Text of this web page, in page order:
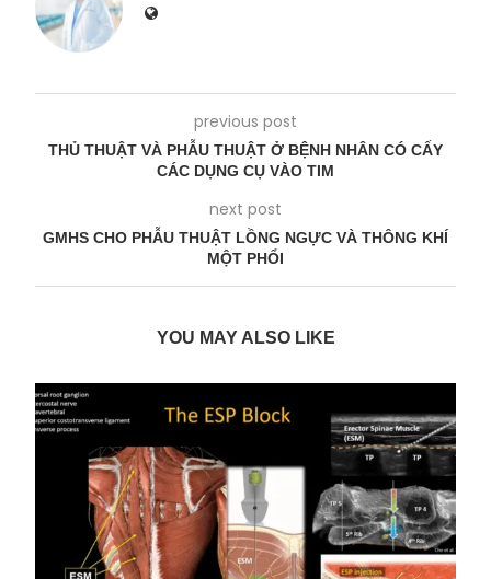
previous post
THỦ THUẬT VÀ PHẪU THUẬT Ở BỆNH NHÂN CÓ CẤY
CÁC DỤNG CỤ VÀO TIM
next post
GMHS CHO PHẪU THUẬT LỒNG NGỰC VÀ THÔNG KHÍ
MỘT PHỔI
YOU MAY ALSO LIKE